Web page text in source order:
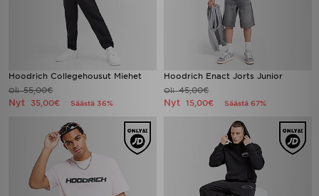
Hoodrich Collegehousut Miehet
Oli55,00€
Nyt 35,00€ Säästä 36%
Hoodrich Enact Jorts Junior
Oli45,00€
Nyt 15,00€ Säästä 67%